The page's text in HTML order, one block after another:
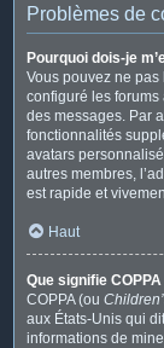
Problèmes de
Pourquoi dois-je
Vous pouvez ne pas
configuré les forums
des messages. Par
fonctionnalités
avatars
autres membres,
est rapide et
Haut
Que signifie COPPA
COPPA (ou
aux États-Unis qui
informations de